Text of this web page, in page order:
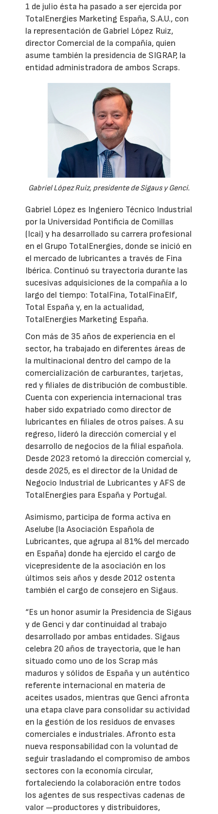
1 de julio ésta ha pasado a ser ejercida por
TotalEnergies Marketing España, S.A.U., con
la representación de Gabriel López Ruiz,
director Comercial de la compañía, quien
asume también la presidencia de SIGRAP, la
entidad administradora de ambos Scraps.
Gabriel López Ruiz, presidente de Sigaus y Genci.
Gabriel López es Ingeniero Técnico Industrial
por la Universidad Pontificia de Comillas
(Icai) y ha desarrollado su carrera profesional
en el Grupo TotalEnergies, donde se inició en
el mercado de lubricantes a través de Fina
Ibérica. Continuó su trayectoria durante las
sucesivas adquisiciones de la compañía a lo
largo del tiempo: TotalFina, TotalFinaElf,
Total España y, en la actualidad,
TotalEnergies Marketing España.
Con más de 35 años de experiencia en el
sector, ha trabajado en diferentes áreas de
la multinacional dentro del campo de la
comercialización de carburantes, tarjetas,
red y filiales de distribución de combustible.
Cuenta con experiencia internacional tras
haber sido expatriado como director de
lubricantes en filiales de otros países. A su
regreso, lideró la dirección comercial y el
desarrollo de negocios de la filial española.
Desde 2023 retomó la dirección comercial y,
desde 2025, es el director de la Unidad de
Negocio Industrial de Lubricantes y AFS de
TotalEnergies para España y Portugal.
Asimismo, participa de forma activa en
Aselube (la Asociación Española de
Lubricantes, que agrupa al 81% del mercado
en España) donde ha ejercido el cargo de
vicepresidente de la asociación en los
últimos seis años y desde 2012 ostenta
también el cargo de consejero en Sigaus.
“Es un honor asumir la Presidencia de Sigaus
y de Genci y dar continuidad al trabajo
desarrollado por ambas entidades. Sigaus
celebra 20 años de trayectoria, que le han
situado como uno de los Scrap más
maduros y sólidos de España y un auténtico
referente internacional en materia de
aceites usados, mientras que Genci afronta
una etapa clave para consolidar su actividad
en la gestión de los residuos de envases
comerciales e industriales. Afronto esta
nueva responsabilidad con la voluntad de
seguir trasladando el compromiso de ambos
sectores con la economía circular,
fortaleciendo la colaboración entre todos
los agentes de sus respectivas cadenas de
valor —productores y distribuidores,